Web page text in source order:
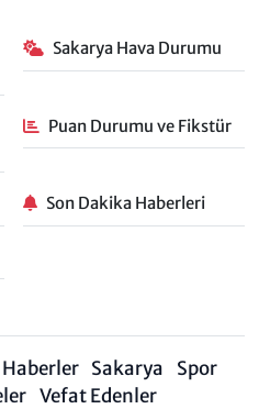
Sakarya Hava Durumu
Puan Durumu ve Fikstür
Son Dakika Haberleri
Sakarya
Spor
Vefat Edenler